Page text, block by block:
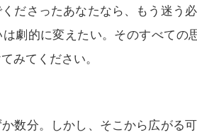
ださったあなたなら、もう迷う
は劇的に変えたい。そのすべての
みてください。
数分。しかし、そこから広がる